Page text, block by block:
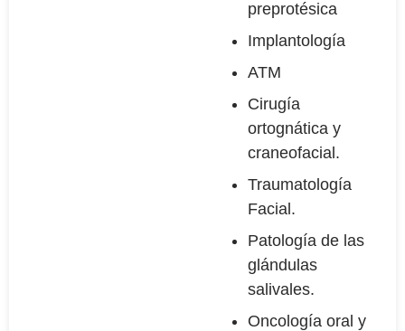
preprotésica
Implantología
ATM
Cirugía
ortognática y
craneofacial.
Traumatología
Facial.
Patología de las
glándulas
salivales.
Oncología oral y